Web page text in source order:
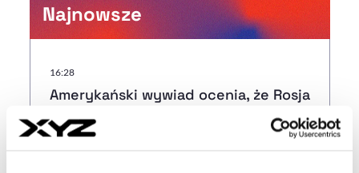
Najnowsze
16:28
Amerykański wywiad ocenia, że Rosja
może przygotowywać poważną
prowokację wobec NATO. Celem